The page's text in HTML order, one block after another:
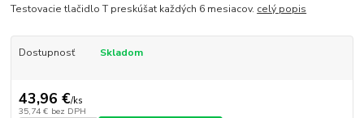
Testovacie tlačidlo T preskúšat každých 6 mesiacov. celý popis
Dostupnosť Skladom
43,96 €/ks
35,74 € bez DPH